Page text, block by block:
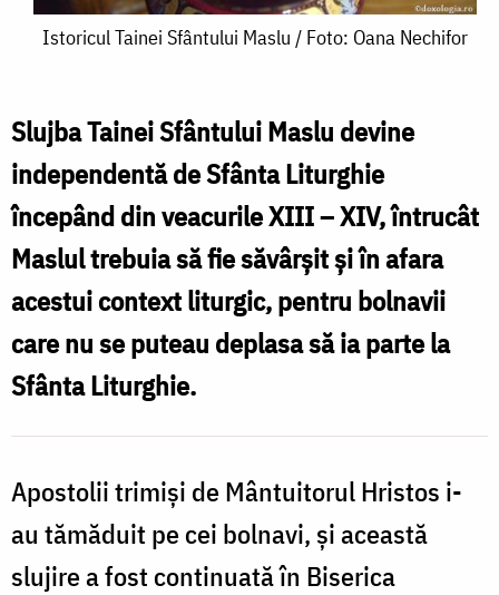
Istoricul
Maslu
/
Foto:
Oana
Nechifor
Istoricul Tainei Sfântului Maslu / Foto: Oana Nechifor
Slujba Tainei Sfântului Maslu devine
independentă de Sfânta Liturghie
începând din veacurile XIII – XIV, întrucât
Maslul trebuia să fie săvârșit și în afara
acestui context liturgic, pentru bolnavii
care nu se puteau deplasa să ia parte la
Sfânta Liturghie.
Apostolii trimiși de Mântuitorul Hristos i-
au tămăduit pe cei bolnavi, și această
slujire a fost continuată în Biserica